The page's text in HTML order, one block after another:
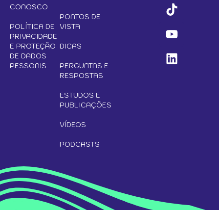
CONOSCO
POLÍTICA DE
PRIVACIDADE
E PROTEÇÃO
DE DADOS
PESSOAIS
PONTOS DE
VISTA
DICAS
PERGUNTAS E
RESPOSTAS
ESTUDOS E
PUBLICAÇÕES
VÍDEOS
PODCASTS